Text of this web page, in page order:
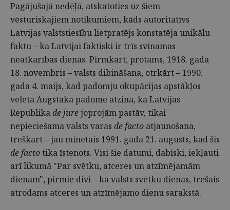
Pagājušajā nedēļā, atskatoties uz šiem
vēsturiskajiem notikumiem, kāds autoritatīvs
Latvijas valststiesību lietpratējs konstatēja unikālu
faktu – ka Latvijai faktiski ir trīs svinamas
neatkarības dienas. Pirmkārt, protams, 1918. gada
18. novembris – valsts dibināšana, otrkārt – 1990.
gada 4. maijs, kad padomju okupācijas apstākļos
vēlētā Augstākā padome atzina, ka Latvijas
Republikade jurejoprojām pastāv, tikai
nepieciešama valsts varas de facto atjaunošana,
treškārt – jau minētais 1991. gada 21. augusts, kad šis
de facto tika īstenots. Visi šie datumi, dabiski, iekļauti
arī likumā "Par svētku, atceres un atzīmējamām
dienām", pirmie divi – kā valsts svētku dienas, trešais
atrodams atceres un atzīmējamo dienu sarakstā.